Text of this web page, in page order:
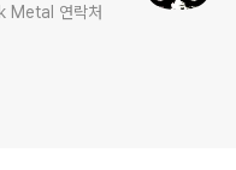
연락처